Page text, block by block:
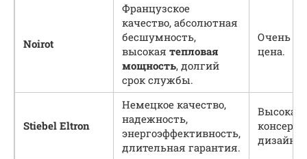
Noirot
Французское
качество, абсолютная
бесшумность,
высокая тепловая
мощность, долгий
срок службы.
Очень
цена.
Stiebel Eltron
Немецкое качество,
надежность,
энергоэффективность,
длительная гарантия.
Высокая
дизайн.